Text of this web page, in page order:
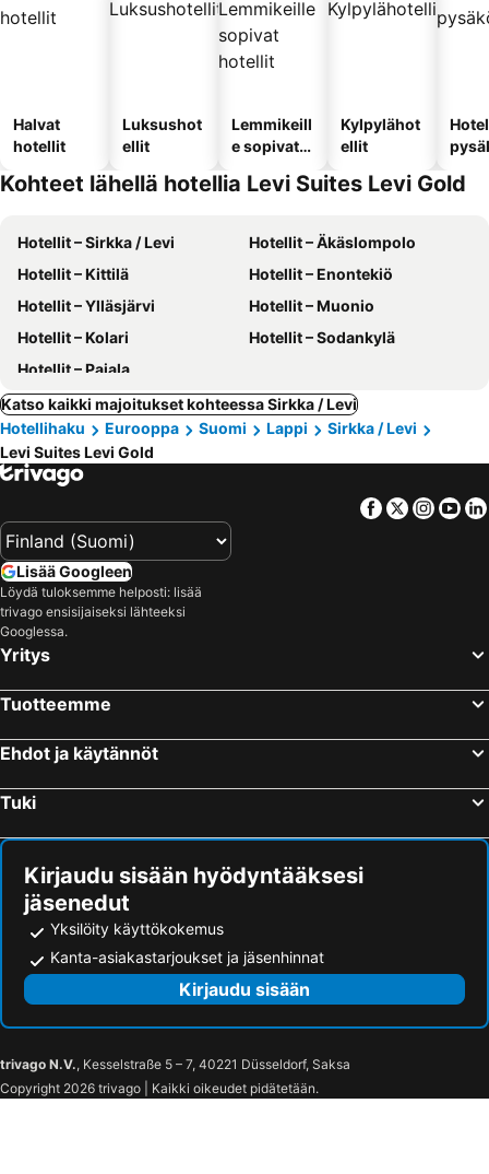
Halvat
hotellit
Luksushot
ellit
Lemmikeill
e sopivat
Kylpylähot
ellit
Kohteet lähellä hotellia Levi Suites Levi Gold
Hotellit – Sirkka / Levi
Hotellit – Äkäslompolo
Hotellit – Kittilä
Hotellit – Enontekiö
Hotellit – Ylläsjärvi
Hotellit – Muonio
Hotellit – Kolari
Hotellit – Sodankylä
Hotellit – Pajala
Katso kaikki majoitukset kohteessa Sirkka / Levi
Hotellihaku
Eurooppa Suomi Lappi
Sirkka / Levi
Levi Suites Levi Gold
Facebook
Twitter
Lisää Googleen
Löydä tuloksemme helposti: lisää
trivago ensisijaiseksi lähteeksi
Googlessa.
Yritys
Tuotteemme
Ehdot ja käytännöt
Tuki
Kirjaudu sisään hyödyntääksesi
jäsenedut
Yksilöity käyttökokemus
Kanta-asiakastarjoukset ja jäsenhinnat
Kirjaudu sisään
trivago N.V., Kesselstraße 5 – 7, 40221 Düsseldorf, Saksa
Copyright 2026 trivago | Kaikki oikeudet pidätetään.